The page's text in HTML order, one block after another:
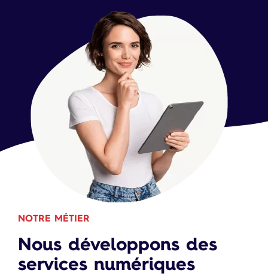
NOTRE MÉTIER
Nous développons des
services numériques